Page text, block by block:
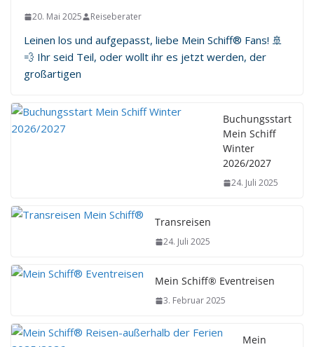
20. Mai 2025 Reiseberater
Leinen los und aufgepasst, liebe Mein Schiff® Fans! 🚢
💨 Ihr seid Teil, oder wollt ihr es jetzt werden, der
großartigen
Buchungsstart
Mein Schiff
Winter
2026/2027
24. Juli 2025
Transreisen
24. Juli 2025
Mein Schiff® Eventreisen
3. Februar 2025
Mein